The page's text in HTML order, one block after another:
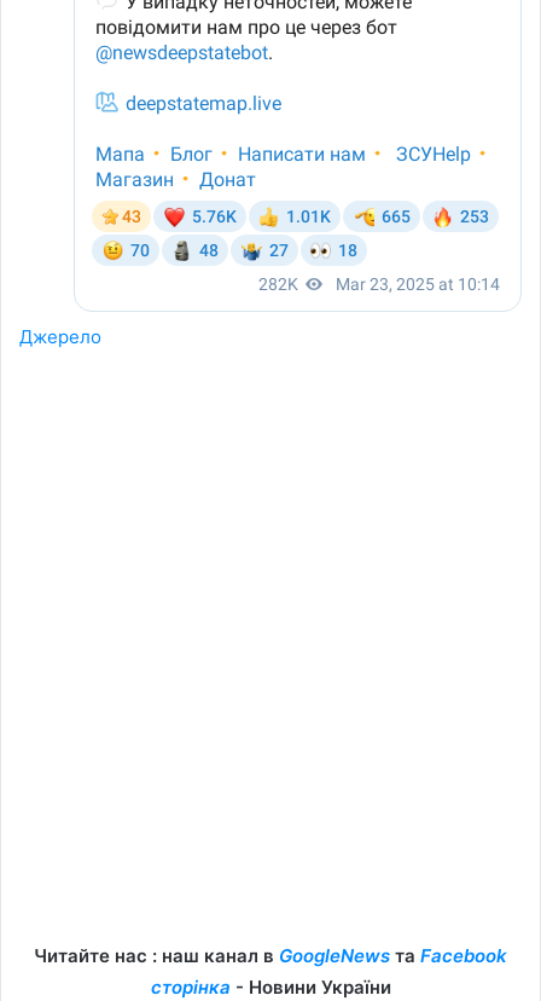
Джерело
Читайте нас : наш канал в GoogleNews та Facebook
сторінка - Новини України